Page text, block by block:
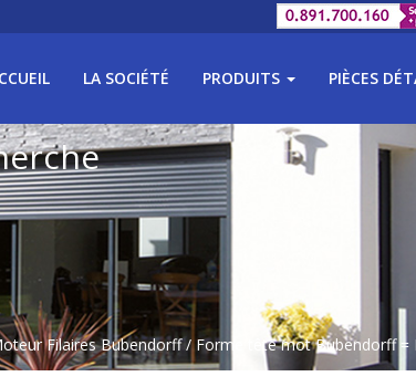
LA SOCIÉTÉ PRODUITS PIÈCES
Filaires Bubendorff / Forme tête mot Bubendorff =